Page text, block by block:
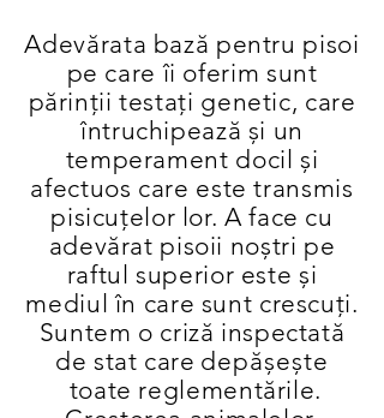
Adevărata bază pentru pisoi
pe care îi oferim sunt
părinții testați genetic, care
întruchipează și un
temperament docil și
afectuos care este transmis
pisicuțelor lor. A face cu
adevărat pisoii noștri pe
raftul superior este și
mediul în care sunt crescuți.
Suntem o criză inspectată
de stat care depășește
toate reglementările.